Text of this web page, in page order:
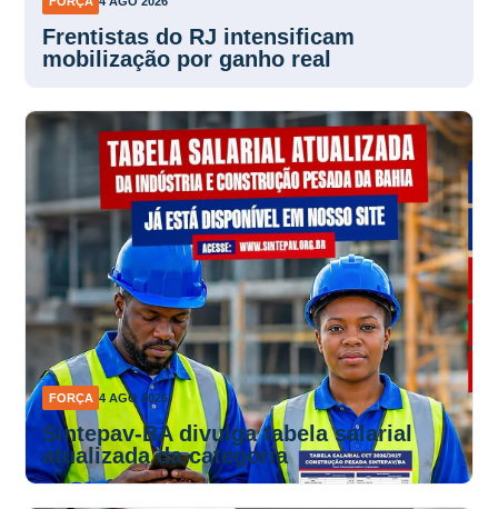
Frentistas do RJ intensificam
mobilização por ganho real
FORÇA 4 AGO 2026
Sintepav-BA divulga tabela salarial
atualizada da categoria